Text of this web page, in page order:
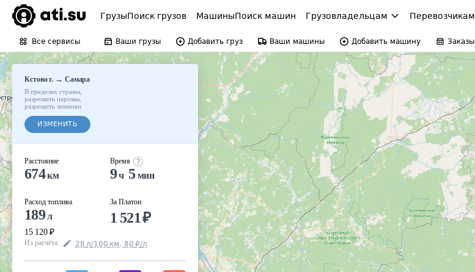
ГрузыПоиск грузов МашиныПоиск машин Грузовладельцам Перевозчикам
Все сервисы Ваши грузы Добавить груз Ваши машины Добавить машину Заказы
Кстово г. → Самара
В пределах страны
разрешить паромы
разрешить зимники
ИЗМЕНИТЬ
Расстояние
674км
Расход топлива
189л
15 120 ₽
Время
9ч 5 мин
За Платон
1 521₽
Из расчёта: 28 л/100 км, 80 ₽/л